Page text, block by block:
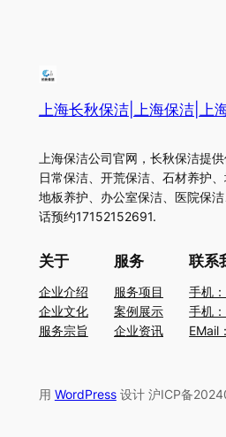
上海长秋保洁|上海保洁|上
上海保洁公司官网，长秋保洁提
日常保洁、开荒保洁、石材养护、
地板养护、办公室保洁、医院保
话预约17152152691.
关于
企业介绍
企业文化
服务宗旨
服务
服务项目
案例展示
企业资讯
联系
手机
手机
EMail
用 WordPress设计 沪ICP备